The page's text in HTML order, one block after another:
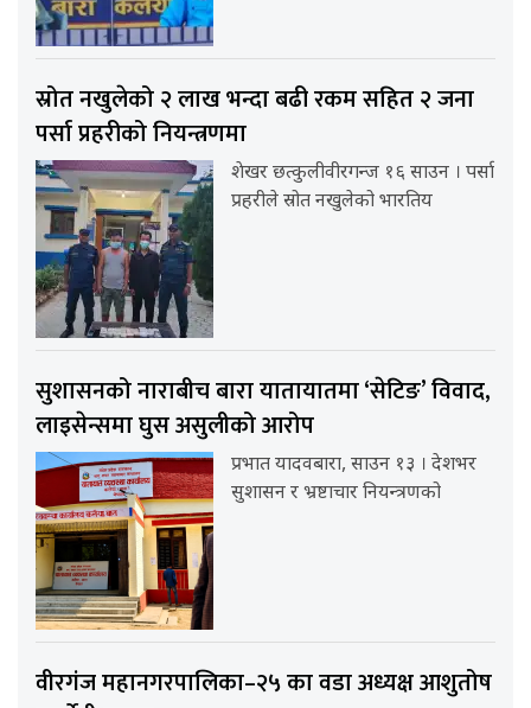
स्रोत नखुलेको २ लाख भन्दा बढी रकम सहित २ जना
पर्सा प्रहरीको नियन्त्रणमा
शेखर छत्कुलीवीरगन्ज १६ साउन । पर्सा
प्रहरीले स्रोत नखुलेको भारतिय
सुशासनको नाराबीच बारा यातायातमा ‘सेटिङ’ विवाद,
लाइसेन्समा घुस असुलीको आरोप
प्रभात यादवबारा, साउन १३ । देशभर
सुशासन र भ्रष्टाचार नियन्त्रणको
वीरगंज महानगरपालिका–२५ का वडा अध्यक्ष आशुतोष